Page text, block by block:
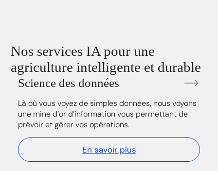
Nos services IA pour une
agriculture intelligente et durable
Science des données
Là où vous voyez de simples données, nous voyons
une mine d’or d’information vous permettant de
prévoir et gérer vos opérations.
En savoir plus